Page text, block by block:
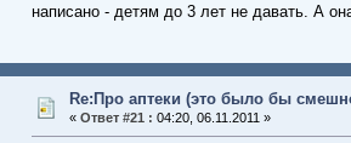
написано - детям до 3 лет не давать. А
Re:Про аптеки (это было бы
« Ответ #21 : 04:20, 06.11.2011 »